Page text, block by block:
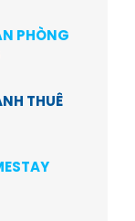
PHÒNG
THUÊ